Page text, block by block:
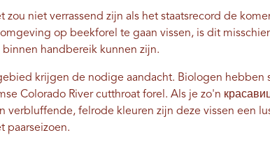
niet verrassend zijn als het staatsrecord de
op beekforel te gaan vissen, is dit
handbereik kunnen zijn.
krijgen de nodige aandacht. Biologen hebben
Colorado River cutthroat forel. Als je zo'n
verbluffende, felrode kleuren zijn deze vissen een
paarseizoen.